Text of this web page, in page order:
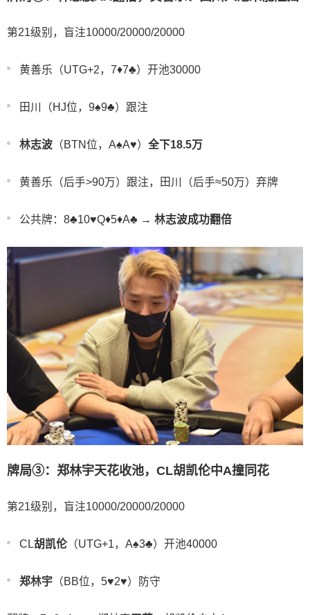
第21级别，盲注10000/20000/20000
黄善乐（UTG+2，7♦️7♣️）开池30000
田川（HJ位，9♠️9♣️）跟注
林志波 （BTN位，A♠️A♥️） 全下18.5万
黄善乐（后手>90万）跟注，田川（后手≈50万）弃牌
公共牌：8♣️10♥️Q♦️5♦️A♣️ → 林志波成功翻倍
牌局③：郑林宇天花收池，CL胡凯伦中A撞同花
第21级别，盲注10000/20000/20000
CL胡凯伦 （UTG+1，A♠️3♣️）开池40000
郑林宇 （BB位，5♥️2♥️）防守